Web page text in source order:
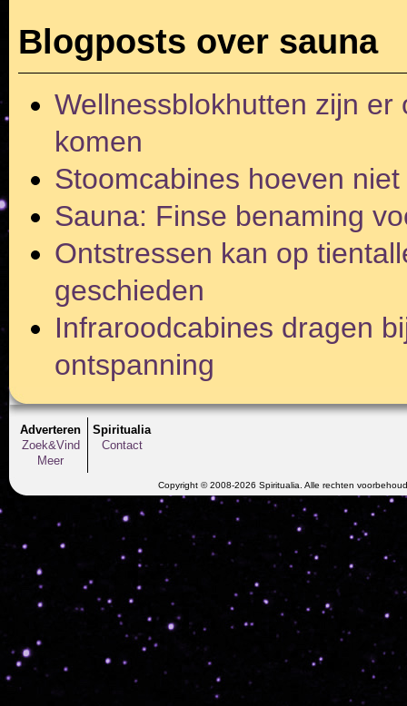
Blogposts over sauna
Wellnessblokhutten zijn
komen
Stoomcabines hoeven
Sauna: Finse benaming
Ontstressen kan op
geschieden
Infraroodcabines dragen
ontspanning
Adverteren
Zoek&Vind
Meer
Spiritualia
Contact
Copyright © 2008-2026 Spiritualia. Alle rechten